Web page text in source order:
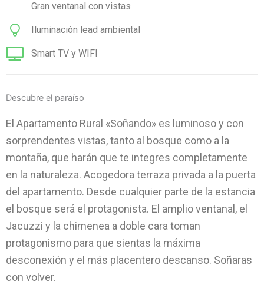
Gran ventanal con vistas
Iluminación lead ambiental
Smart TV y WIFI
Descubre el paraíso
El Apartamento Rural «Soñando» es luminoso y con
sorprendentes vistas, tanto al bosque como a la
montaña, que harán que te integres completamente
en la naturaleza. Acogedora terraza privada a la puerta
del apartamento. Desde cualquier parte de la estancia
el bosque será el protagonista. El amplio ventanal, el
Jacuzzi y la chimenea a doble cara toman
protagonismo para que sientas la máxima
desconexión y el más placentero descanso. Soñaras
con volver.